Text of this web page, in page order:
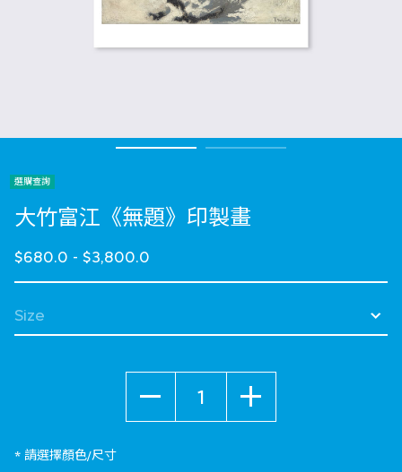
選購查詢
大竹富江《無題》印製畫
$680.0 - $3,800.0
選擇 Size
* 請選擇顏色/尺寸